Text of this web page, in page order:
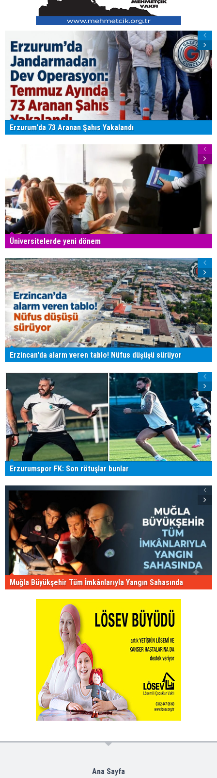
Erzurum'da 73 Aranan Şahıs Yakalandı
Üniversitelerde yeni dönem
Erzincan'da alarm veren tablo! Nüfus düşüşü sürüyor
Erzurumspor FK: Son rötuşlar bunlar
Muğla Büyükşehir Tüm İmkânlarıyla Yangın Sahasında
Ana Sayfa